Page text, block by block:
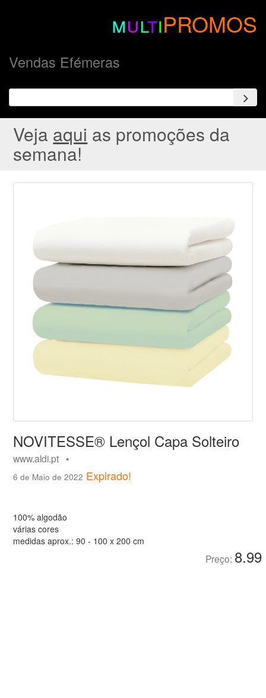
multiPROMOS
Vendas Efémeras
Veja aqui as promoções da
semana!
NOVITESSE® Lençol Capa Solteiro
www.aldi.pt •
6 de Maio de 2022 Expirado!
100% algodão
várias cores
medidas aprox.: 90 - 100 x 200 cm
Preço: 8.99